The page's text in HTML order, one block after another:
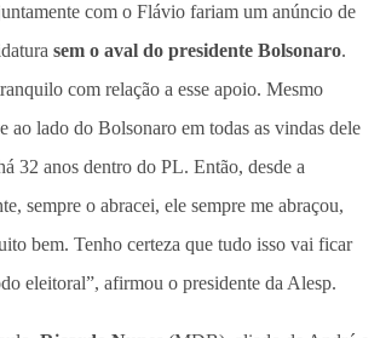
com o Flávio fariam um anúncio de
sem o aval do presidente Bolsonaro.
com relação a esse apoio. Mesmo
ao lado do Bolsonaro em todas as vindas dele
32 anos dentro do PL. Então, desde a
sempre o abracei, ele sempre me abraçou,
bem. Tenho certeza que tudo isso vai ficar
eleitoral”, afirmou o presidente da Alesp.